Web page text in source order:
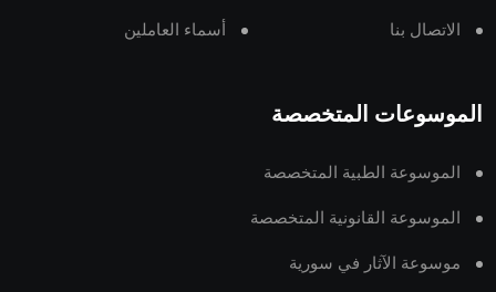
الاتصال بنا أسماء العاملين
الموسوعات المتخصصة
الموسوعة الطبية المتخصصة
الموسوعة القانونية المتخصصة
موسوعة الآثار في سورية